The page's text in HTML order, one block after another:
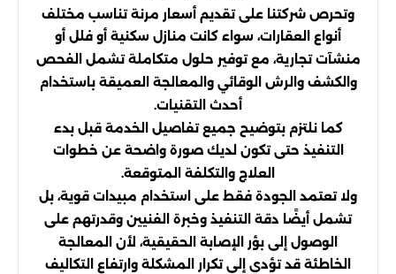
وتحرص شركتنا على تقديم أسعار مرنة تناسب مختلف
أنواع العقارات، سواء كانت منازل سكنية أو فلل أو
منشآت تجارية، مع توفير حلول متكاملة تشمل الفحص
والكشف والرش الوقائي والمعالجة العميقة باستخدام
أحدث التقنيات.
كما نلتزم بتوضيح جميع تفاصيل الخدمة قبل بدء
التنفيذ حتى تكون لديك صورة واضحة عن خطوات
العلاج والتكلفة المتوقعة.
ولا تعتمد الجودة فقط على استخدام مبيدات قوية، بل
تشمل أيضًا دقة التنفيذ وخبرة الفنيين وقدرتهم على
الوصول إلى بؤر الإصابة الحقيقية، لأن المعالجة
الخاطئة قد تؤدي إلى تكرار المشكلة وارتفاع التكاليف